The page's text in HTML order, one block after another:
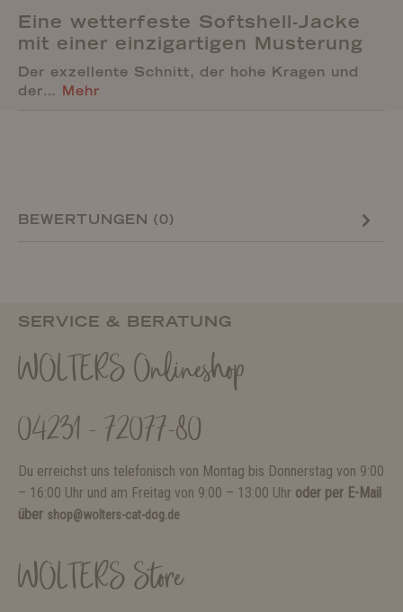
Eine wetterfeste Softshell-Jacke
mit einer einzigartigen Musterung
Der exzellente Schnitt, der hohe Kragen und
der… Mehr
BEWERTUNGEN (0)
SERVICE & BERATUNG
WOLTERS Onlineshop
04231 - 72077-80
Du erreichst uns telefonisch von Montag bis Donnerstag von 9:00
– 16:00 Uhr und am Freitag von 9:00 – 13:00 Uhr oder per E-Mail
über shop@wolters-cat-dog.de
WOLTERS Store